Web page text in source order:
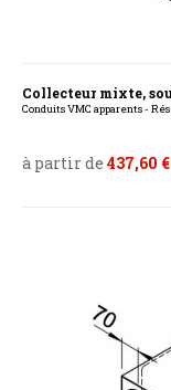
Collecteur mixte,
Conduits VMC apparents -
à partir de 437,60